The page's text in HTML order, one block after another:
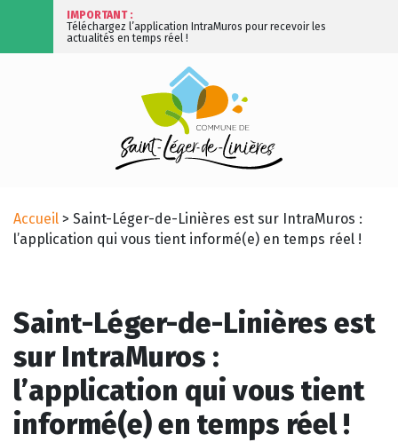
IMPORTANT :
Téléchargez l’application IntraMuros pour recevoir les
actualités en temps réel !
Accueil > Saint-Léger-de-Linières est sur IntraMuros :
l’application qui vous tient informé(e) en temps réel !
Saint-Léger-de-Linières est
sur IntraMuros :
l’application qui vous tient
informé(e) en temps réel !